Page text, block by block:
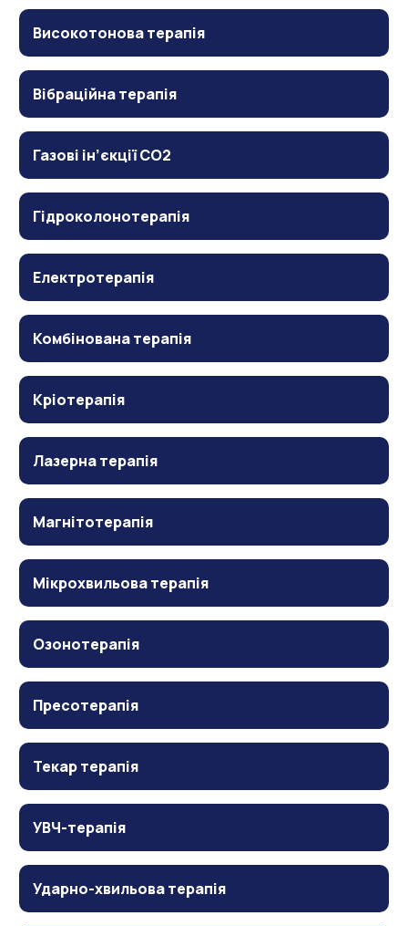
Високотонова терапія
Вібраційна терапія
Газові ін’єкції CO2
Гідроколонотерапія
Електротерапія
Комбінована терапія
Кріотерапія
Лазерна терапія
Магнітотерапія
Мікрохвильова терапія
Озонотерапія
Пресотерапія
Текар терапія
УВЧ-терапія
Ударно-хвильова терапія